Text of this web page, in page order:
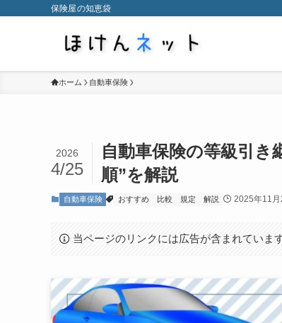
保険屋の知恵袋
ホーム 自動車保険
自動車保険の等級引き
順”を解説
2026
4/25
自動車保険 おすすめ 比較 規定 解説 2025年11月
当ページのリンクには広告が含まれています